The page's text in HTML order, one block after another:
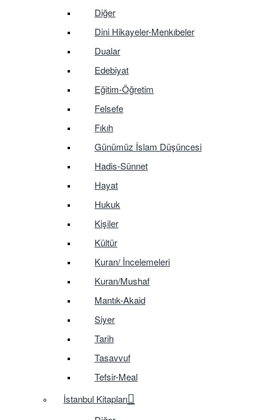
Diğer
Dini Hikayeler-Menkıbeler
Dualar
Edebiyat
Eğitim-Öğretim
Felsefe
Fıkıh
Günümüz İslam Düşüncesi
Hadis-Sünnet
Hayat
Hukuk
Kişiler
Kültür
Kuran/ İncelemeleri
Kuran/Mushaf
Mantık-Akaid
Siyer
Tarih
Tasavvuf
Tefsir-Meal
İstanbul Kitapları